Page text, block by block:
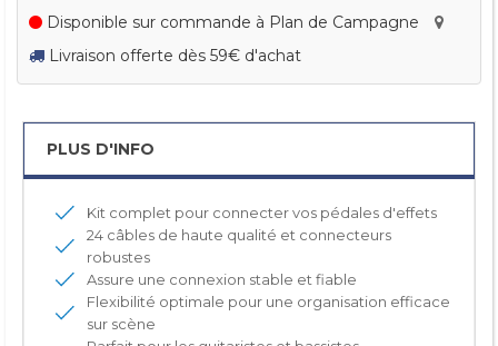
Disponible sur commande à Plan de Campagne
Livraison offerte dès 59€ d'achat
PLUS D'INFO
Kit complet pour connecter vos pédales d'effets
24 câbles de haute qualité et connecteurs
robustes
Assure une connexion stable et fiable
Flexibilité optimale pour une organisation efficace
sur scène